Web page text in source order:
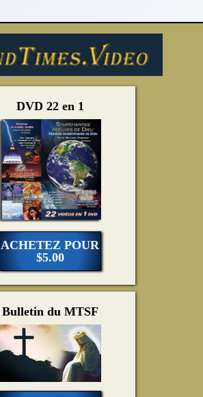
DVD 22 en 1
ACHETEZ POUR
$5.00
Bulletin du MTSF